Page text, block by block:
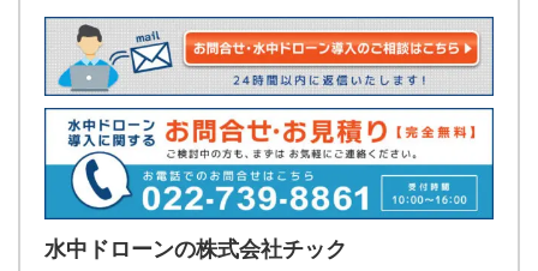
水中ドローンの株式会社チック